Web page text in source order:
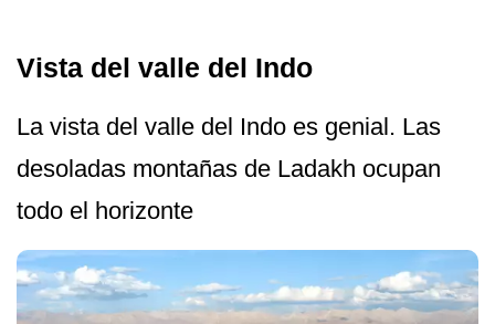
Vista del valle del Indo
La vista del valle del Indo es genial. Las
desoladas montañas de Ladakh ocupan
todo el horizonte